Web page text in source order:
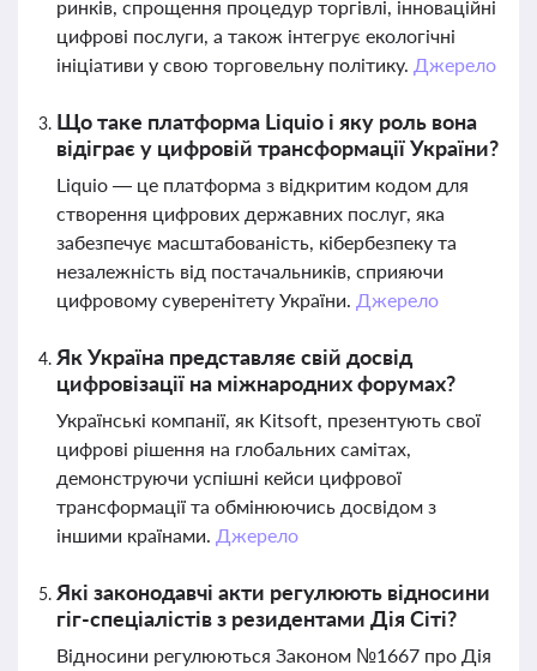
ринків, спрощення процедур торгівлі, інноваційні
цифрові послуги, а також інтегрує екологічні
ініціативи у свою торговельну політику. Джерело
Що таке платформа Liquio і яку роль вона
відіграє у цифровій трансформації України?
Liquio — це платформа з відкритим кодом для
створення цифрових державних послуг, яка
забезпечує масштабованість, кібербезпеку та
незалежність від постачальників, сприяючи
цифровому суверенітету України. Джерело
Як Україна представляє свій досвід
цифровізації на міжнародних форумах?
Українські компанії, як Kitsoft, презентують свої
цифрові рішення на глобальних самітах,
демонструючи успішні кейси цифрової
трансформації та обмінюючись досвідом з
іншими країнами. Джерело
Які законодавчі акти регулюють відносини
гіг-спеціалістів з резидентами Дія Сіті?
Відносини регулюються Законом №1667 про Дія